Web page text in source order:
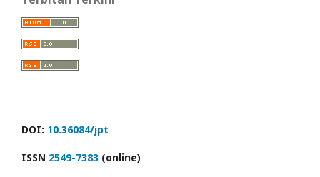
DOI: 10.36084/jpt
ISSN 2549-7383 (online)